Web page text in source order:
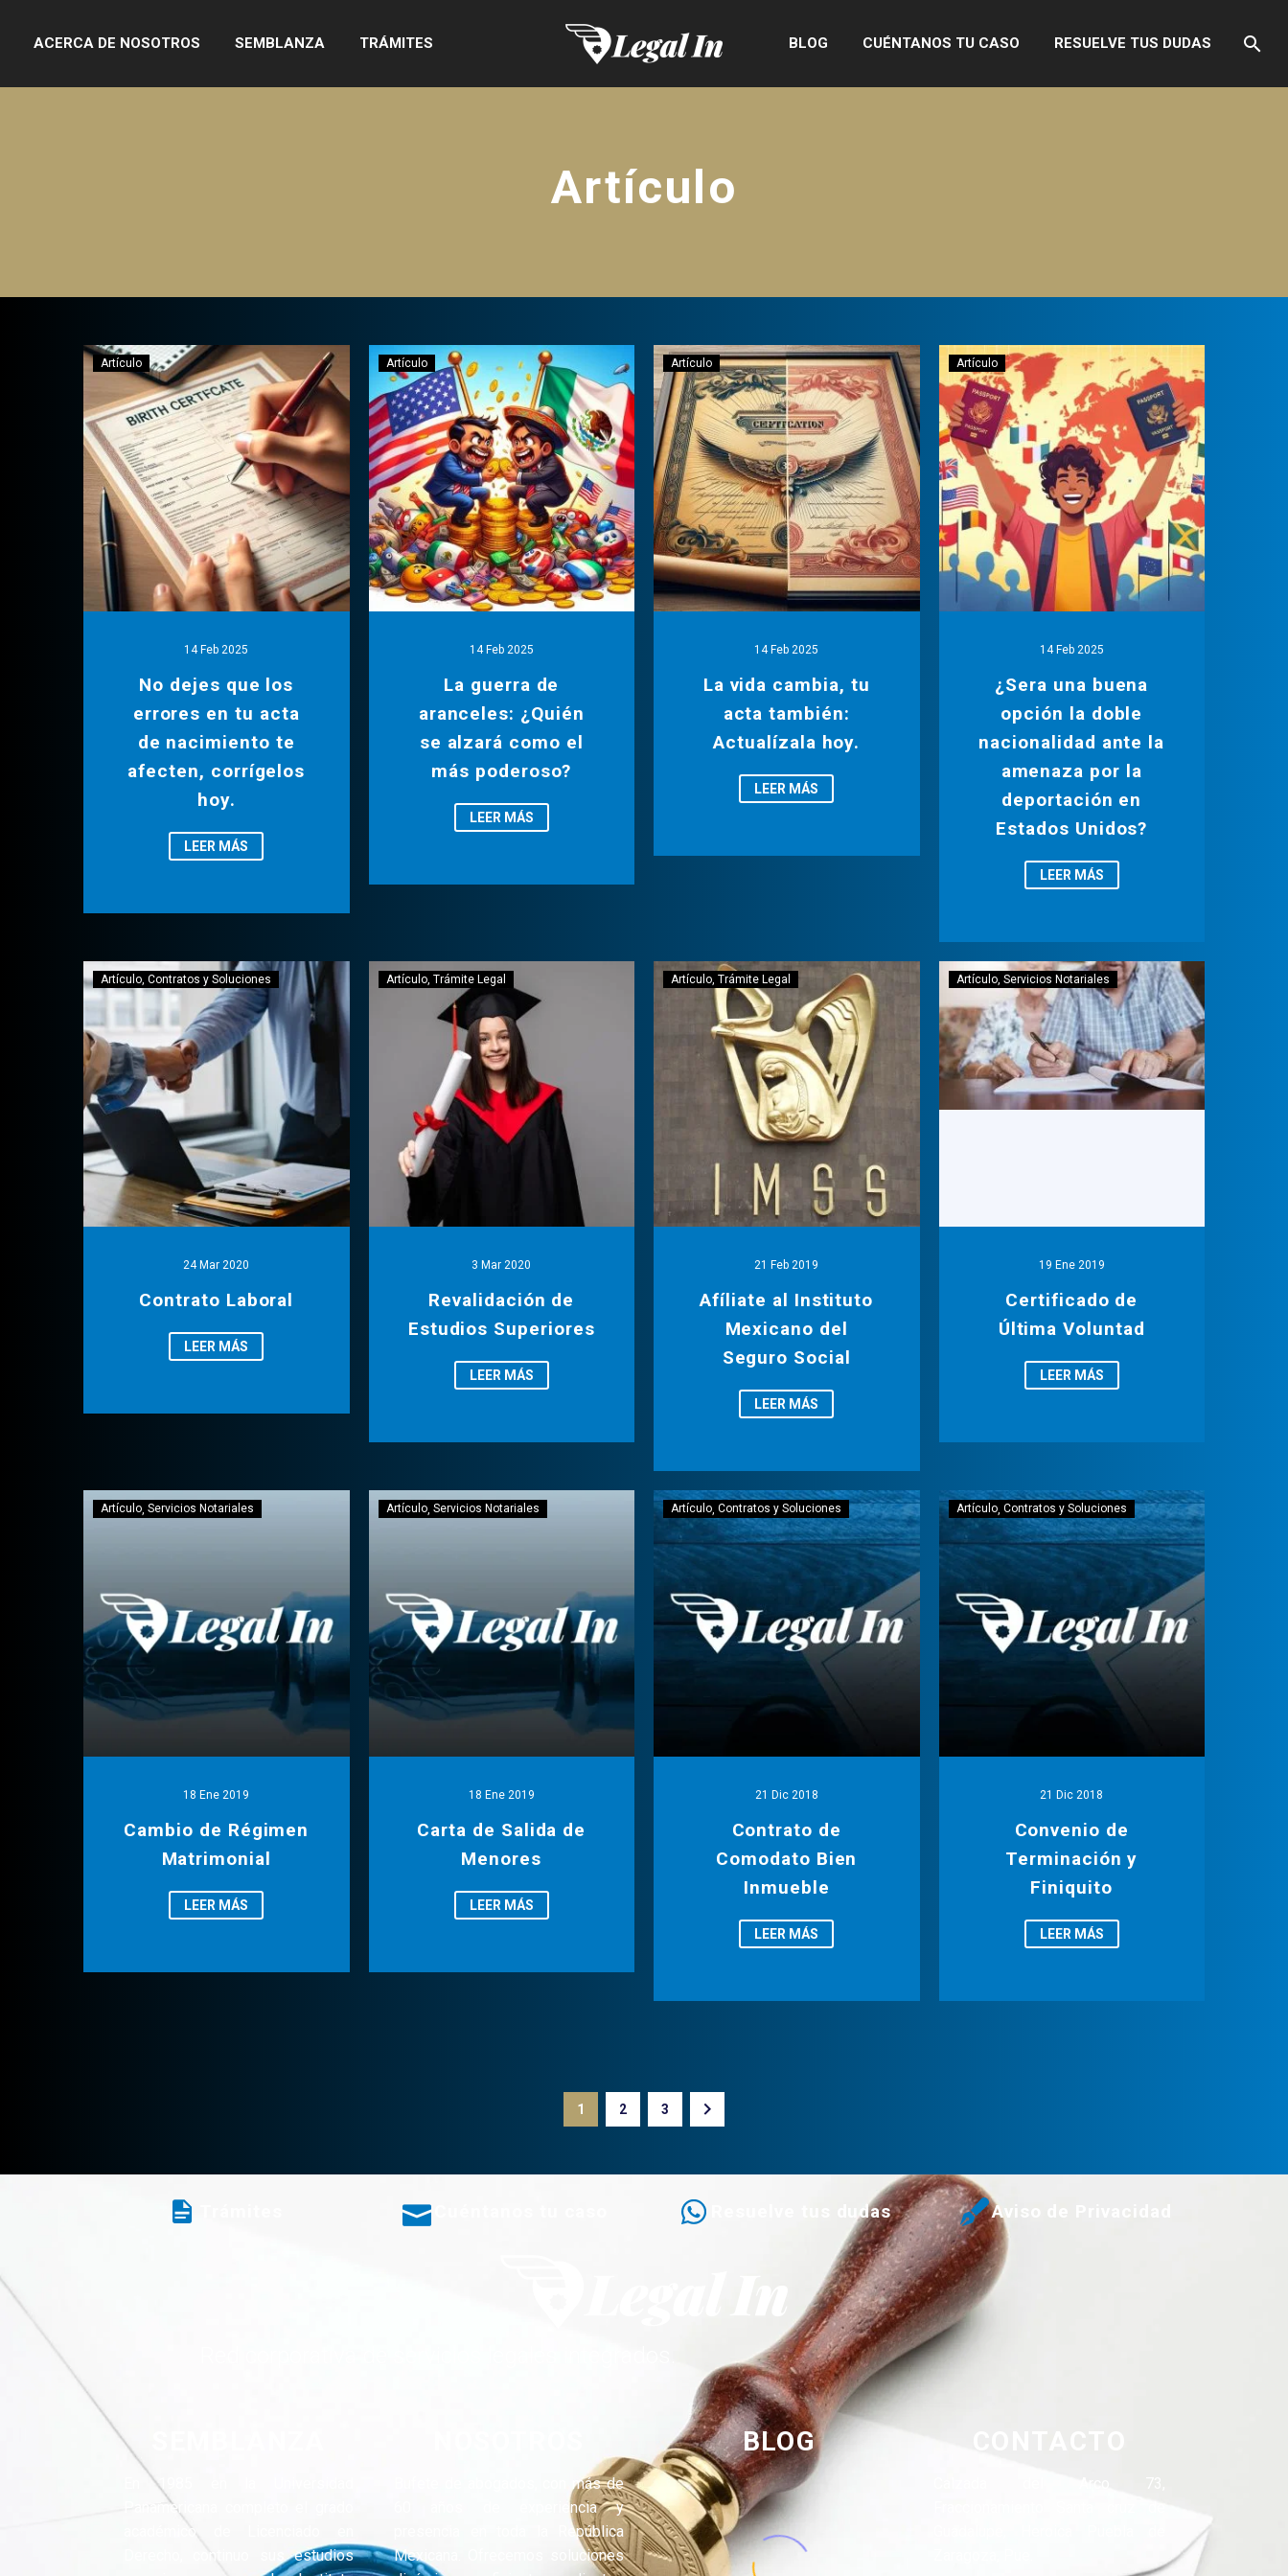
ACERCA DE NOSOTROS SEMBLANZA TRÁMITES BLOG CUÉNTANOS TU CASO RESUELVE TUS DUDAS
Artículo
Artículo
14 Feb 2025
No dejes que los
errores en tu acta
de nacimiento te
afecten, corrígelos
hoy.
LEER MÁS
Artículo
14 Feb 2025
La guerra de
aranceles: ¿Quién
se alzará como el
más poderoso?
LEER MÁS
Artículo
14 Feb 2025
La vida cambia, tu
acta también:
Actualízala hoy.
LEER MÁS
Artículo
14 Feb 2025
¿Sera una buena
opción la doble
nacionalidad ante la
amenaza por la
deportación en
Estados Unidos?
LEER MÁS
Artículo Contratos y Soluciones
24 Mar 2020
Contrato Laboral
LEER MÁS
Artículo Trámite Legal
3 Mar 2020
Revalidación de
Estudios Superiores
LEER MÁS
Artículo Trámite Legal
21 Feb 2019
Afíliate al Instituto
Mexicano del
Seguro Social
LEER MÁS
Artículo Servicios Notariales
19 Ene 2019
Certificado de
Última Voluntad
LEER MÁS
Artículo Servicios Notariales
18 Ene 2019
Cambio de Régimen
Matrimonial
LEER MÁS
Artículo Servicios Notariales
18 Ene 2019
Carta de Salida de
Menores
LEER MÁS
Artículo Contratos y Soluciones
21 Dic 2018
Contrato de
Comodato Bien
Inmueble
LEER MÁS
Artículo Contratos y Soluciones
21 Dic 2018
Convenio de
Terminación y
Finiquito
LEER MÁS
1 2 3
Resuelve tus dudas Aviso de Privacidad
En 1985 en la Universidad
Panamericana completo el grado
académico de Licenciado en
Derecho, continuo sus estudios
Bufete de abogados, con más de
60 años de experiencia y
presencia en toda la República
Mexicana. Ofrecemos soluciones
BLOG